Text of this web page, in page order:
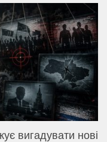
вигадувати нові